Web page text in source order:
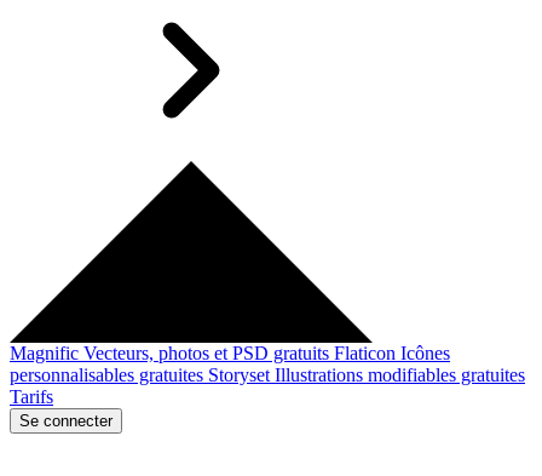
Magnific Vecteurs, photos et PSD gratuits Flaticon Icônes
personnalisables gratuites Storyset Illustrations modifiables gratuites
Tarifs
Se connecter